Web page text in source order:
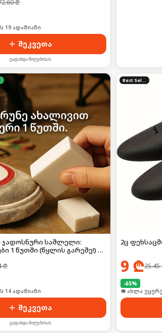
₾
იყიდა 3-მა
შეკვეთა
გადახდა მიღებისას
საშლელი:
1 წუთში (წყლის გარეშე!) 🚫
₾
იყიდა 22-მა
შეკვეთა
გადახდა მიღებისას
Best Seller
2ც
9₾25.45
-65%
👁 ახლა